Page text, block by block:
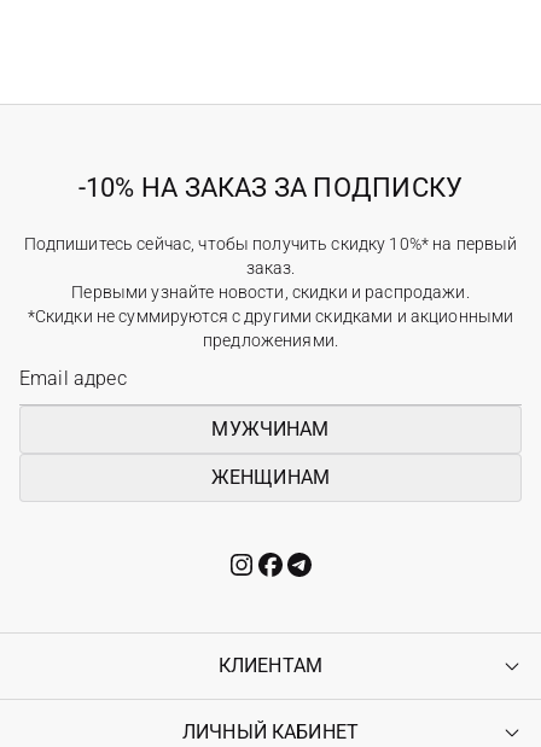
-10% НА ЗАКАЗ ЗА ПОДПИСКУ
Подпишитесь сейчас, чтобы получить скидку 10%* на первый
заказ.
Первыми узнайте новости, скидки и распродажи.
*Скидки не суммируются с другими скидками и акционными
предложениями.
МУЖЧИНАМ
ЖЕНЩИНАМ
КЛИЕНТАМ
Контакты
ЛИЧНЫЙ КАБИНЕТ